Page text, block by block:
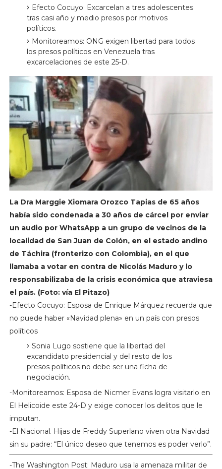
Efecto Cocuyo: Excarcelan a tres adolescentes
tras casi año y medio presos por motivos
políticos.
Monitoreamos: ONG exigen libertad para todos
los presos políticos en Venezuela tras
excarcelaciones de este 25-D.
La Dra Marggie Xiomara Orozco Tapias de 65 años
había sido condenada a 30 años de cárcel por enviar
un audio por WhatsApp a un grupo de vecinos de la
localidad de San Juan de Colón, en el estado andino
de Táchira (fronterizo con Colombia), en el que
llamaba a votar en contra de Nicolás Maduro y lo
responsabilizaba de la crisis económica que atraviesa
el país. (Foto: vía El Pitazo)
-Efecto Cocuyo: Esposa de Enrique Márquez recuerda que
no puede haber «Navidad plena» en un país con presos
políticos
Sonia Lugo sostiene que la libertad del
excandidato presidencial y del resto de los
presos políticos no debe ser una ficha de
negociación.
-Monitoreamos: Esposa de Nicmer Evans logra visitarlo en
El Helicoide este 24-D y exige conocer los delitos que le
imputan.
-El Nacional. Hijas de Freddy Superlano viven otra Navidad
sin su padre: “El único deseo que tenemos es poder verlo”.
-The Washington Post: Maduro usa la amenaza militar de